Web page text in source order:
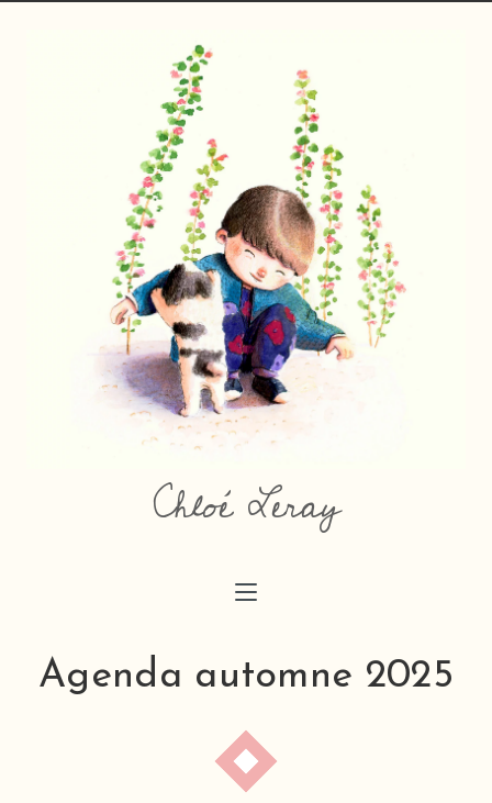
Chloé Leray
Agenda automne 2025